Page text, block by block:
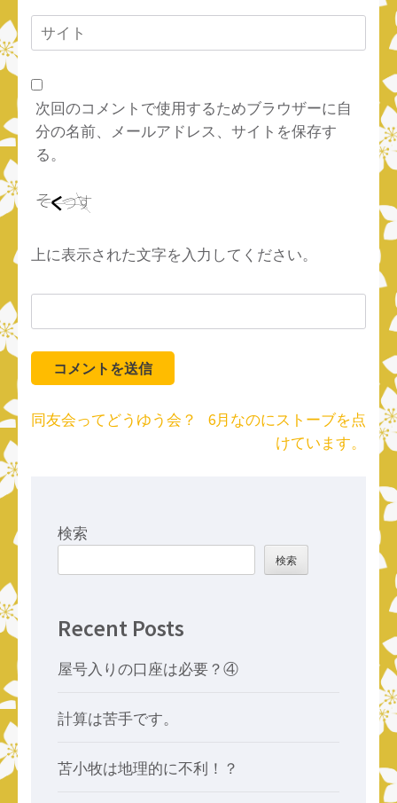
ル
サ
イ
次回のコメントで使用するためブラウザーに自
分の名前、メールアドレス、サイトを保存す
る。
上に表示された文字を入力してください。
投
同友会ってどうゆう会？
6月なのにストーブを点
けています。
検索
検索
Recent Posts
屋号入りの口座は必要？④
計算は苦手です。
苫小牧は地理的に不利！？